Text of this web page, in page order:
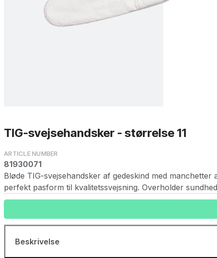
TIG-svejsehandsker - størrelse 11
81930071
Bløde TIG-svejsehandsker af gedeskind med
perfekt pasform til kvalitetssvejsning. Overholder
Beskrivelse